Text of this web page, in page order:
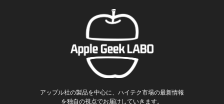
アップル社の製品を中心に、ハイテク市場の最新情報
を独自の視点でお届けしていきます。